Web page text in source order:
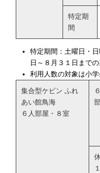
特定期
間
特定期間：土曜日・
日～８月３１日までの
利用人数の対象は小
集合型ケビン ふれ
あい館鳥海
６人部屋・８室